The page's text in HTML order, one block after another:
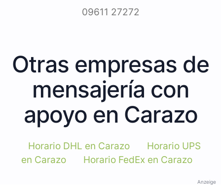
09611 27272
Otras empresas de
mensajería con
apoyo en Carazo
Horario DHL en Carazo
Horario UPS
en Carazo
Horario FedEx en Carazo
Anzeige